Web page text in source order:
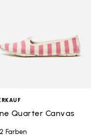
Quarter Canvas
Farben